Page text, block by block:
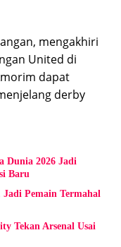
mengakhiri
United di
dapat
derby
Dunia 2026 Jadi
Baru
Pemain Termahal
Tekan Arsenal Usai